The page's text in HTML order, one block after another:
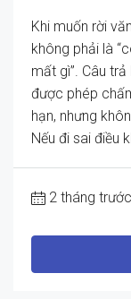
Khi muốn rời
không phải là
mất gì”. Câu
được phép
hạn, nhưng
Nếu đi sai điều
2 tháng trước